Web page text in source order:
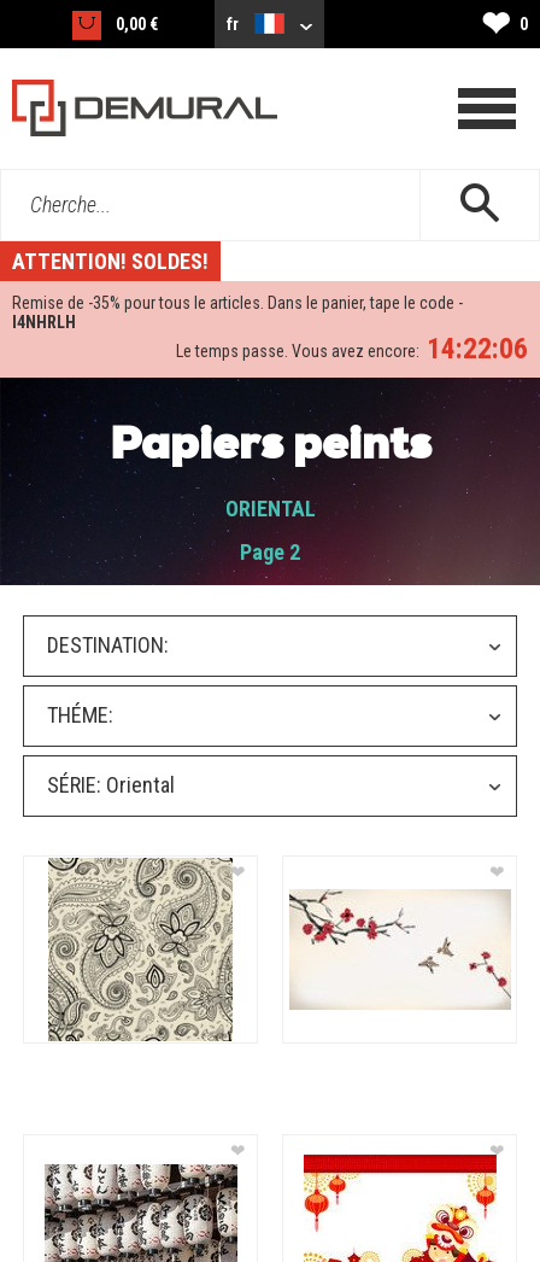
0,00 € fr ❤ 0
Cherche...
ATTENTION! SOLDES!
Remise de -35% pour tous le articles. Dans le panier, tape le code -
I4NHRLH
14:22:05
Le temps passe. Vous avez encore:
Papiers peints
ORIENTAL
Page 2
DESTINATION:
THÉME:
SÉRIE: Oriental
❤ ❤
❤ ❤